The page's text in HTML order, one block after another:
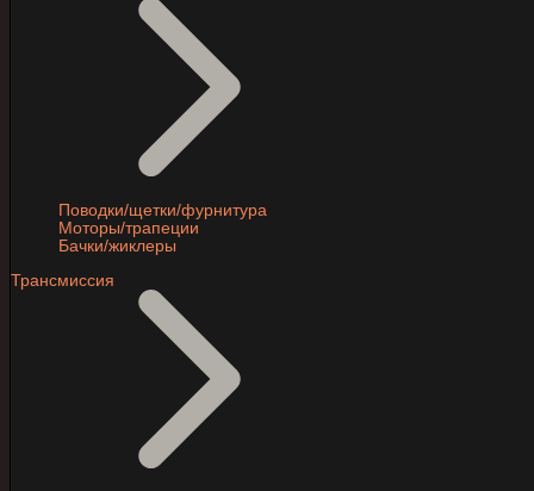
Поводки/щетки/фурнитура
Моторы/трапеции
Бачки/жиклеры
Трансмиссия